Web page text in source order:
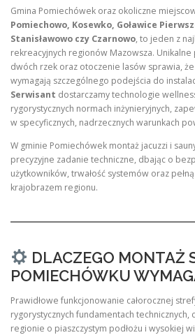
Gmina Pomiechówek oraz okoliczne
Pomiechowo, Kosewko, Goławice
Stanisławowo czy Czarnowo, to jeden z
rekreacyjnych regionów Mazowsza. Unikalne
dwóch rzek oraz otoczenie lasów sprawia,
wymagają szczególnego podejścia do
Serwisant dostarczamy technologie
rygorystycznych normach inżynieryjnych,
w specyficznych, nadrzecznych warunkach
W gminie Pomiechówek montaż jacuzzi i
precyzyjne zadanie techniczne, dbając o
użytkowników, trwałość systemów oraz
krajobrazem regionu.
DLACZEGO MONTAŻ
POMIECHÓWKU
Prawidłowe funkcjonowanie całorocznej
rygorystycznych fundamentach technicznych,
regionie o piaszczystym podłożu i wysokiej